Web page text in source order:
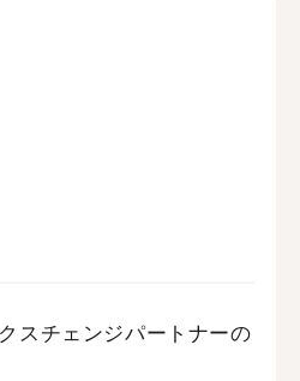
スチェンジパートナーの